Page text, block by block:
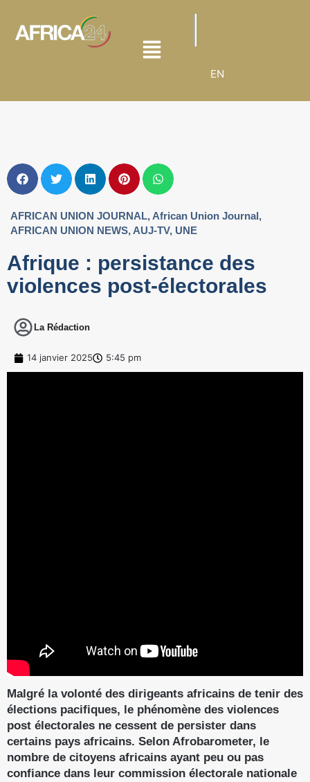
EN
AFRICAN UNION JOURNAL, African Union Journal,
AFRICAN UNION NEWS, AUJ-TV, UNE
Afrique : persistance des
violences post-électorales
La Rédaction
14 janvier 2025 5:45 pm
Malgré la volonté des dirigeants africains de tenir des
élections pacifiques, le phénomène des violences
post électorales ne cessent de persister dans
certains pays africains. Selon Afrobarometer, le
nombre de citoyens africains ayant peu ou pas
confiance dans leur commission électorale nationale